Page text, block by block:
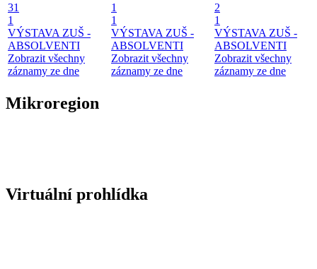
31
1
VÝSTAVA ZUŠ -
ABSOLVENTI
Zobrazit všechny
záznamy ze dne
1
1
VÝSTAVA ZUŠ -
ABSOLVENTI
Zobrazit všechny
záznamy ze dne
2
1
VÝSTAVA ZUŠ -
ABSOLVENTI
Zobrazit všechny
záznamy ze dne
Mikroregion
Virtuální prohlídka